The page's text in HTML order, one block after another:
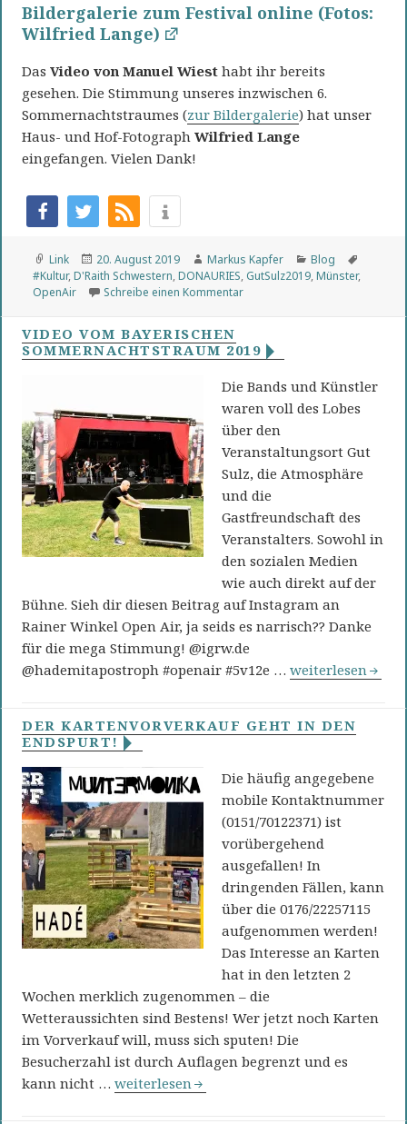
Bildergalerie zum Festival online (Fotos:
Wilfried Lange)
DasVideo von Manuel Wiest habt ihr bereits
gesehen. Die Stimmung unseres inzwischen 6.
Sommernachtstraumes (zur Bildergalerie) hat unser
Haus- und Hof-FotographWilfried Lange
eingefangen. Vielen Dank!
Format
Link
Veröffentlicht
am
20. August 2019 Autor
Markus Kapfer Kategorien
Blog
#Kultur,D'Raith Schwestern,DONAURIES, GutSulz2019,Münster,
OpenAir
Schreibe einen Kommentarzu Bildergalerie zum Festival
VIDEO VOM BAYERISCHEN
SOMMERNACHTSTRAUM 2019
Die Bands und Künstler
waren voll des Lobes
über den
Veranstaltungsort Gut
Sulz, die Atmosphäre
und die
Gastfreundschaft des
Veranstalters. Sowohl in
den sozialen Medien
wie auch direkt auf der
Bühne. Sieh dir diesen Beitrag auf Instagram an
Rainer Winkel Open Air, ja seids es narrisch?? Danke
für die mega Stimmung! @igrw.de
@hademitapostroph #openair #5v12e …Video vom
weiterlesen
DER KARTENVORVERKAUF GEHT IN DEN
ENDSPURT!
Die häufig angegebene
mobile Kontaktnummer
(0151/70122371) ist
vorübergehend
ausgefallen! In
dringenden Fällen, kann
über die 0176/22257115
aufgenommen werden!
Das Interesse an Karten
hat in den letzten 2
Wochen merklich zugenommen – die
Wetteraussichten sind Bestens! Wer jetzt noch Karten
im Vorverkauf will, muss sich sputen! Die
Besucherzahl ist durch Auflagen begrenzt und es
kann nicht …Der Kartenvorverkauf geht in den
weiterlesen